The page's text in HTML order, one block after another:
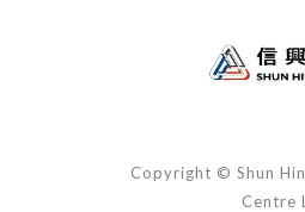
Copyright © Shun
Centre